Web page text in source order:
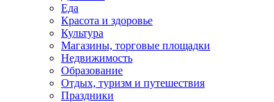
Еда
Красота и здоровье
Культура
Магазины, торговые площадки
Недвижимость
Образование
Отдых, туризм и путешествия
Праздники